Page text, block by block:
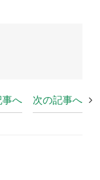
へ 次の記事へ